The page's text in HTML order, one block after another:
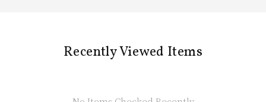
Recently Viewed Items